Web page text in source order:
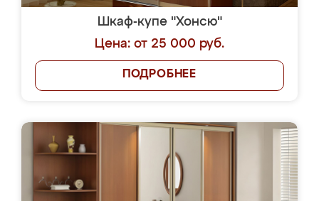
Шкаф-купе "Хонсю"
Цена: от 25 000 руб.
ПОДРОБНЕЕ